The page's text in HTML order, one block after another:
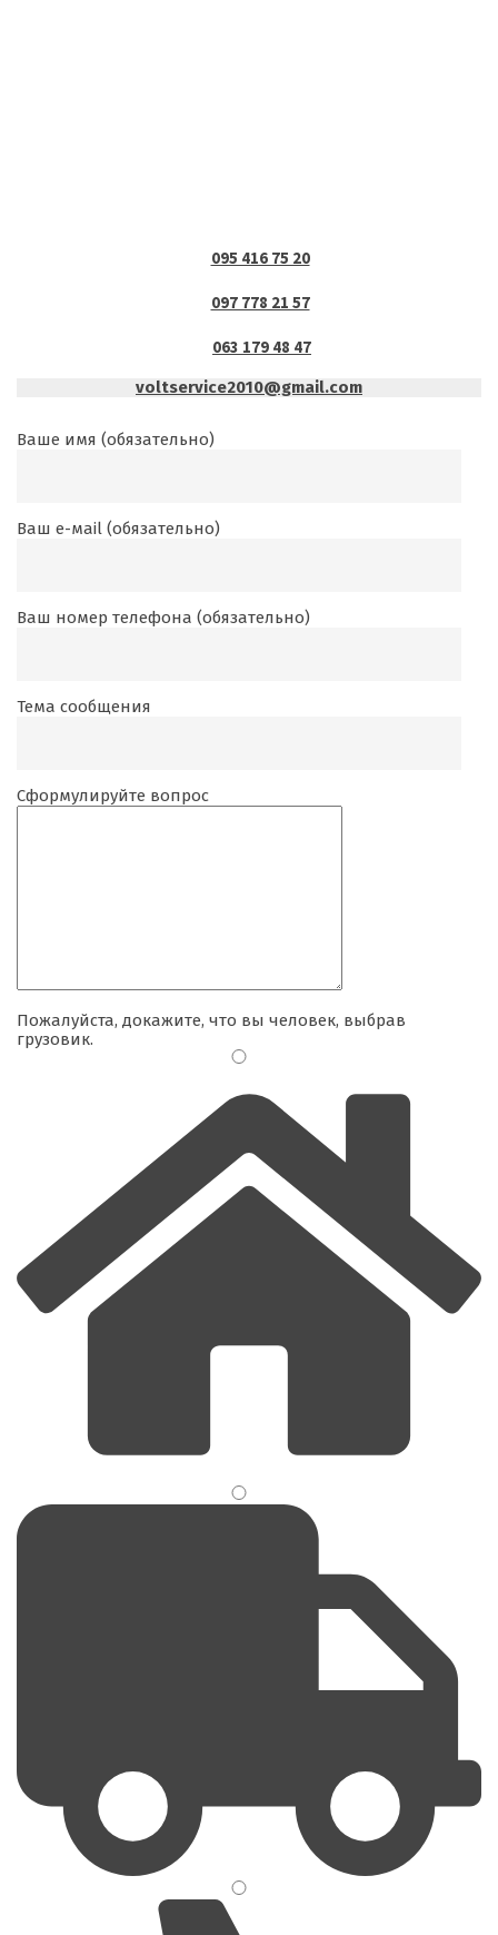
095 416 75 20
097 778 21 57
063 179 48 47
voltservice2010@gmail.com
Ваше имя (обязательно)
Ваш е-маil (обязательно)
Ваш номер телефона (обязательно)
Тема сообщения
Сформулируйте вопрос
Пожалуйста, докажите, что вы человек, выбрав
грузовик.